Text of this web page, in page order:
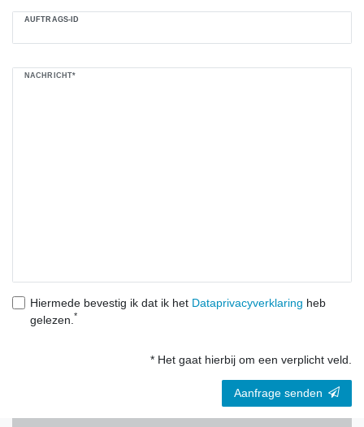
AUFTRAGS-ID
NACHRICHT*
Hiermede bevestig ik dat ik het Data­privacy­verklaring heb
gelezen. *
* Het gaat hierbij om een verplicht veld.
Aanfrage senden